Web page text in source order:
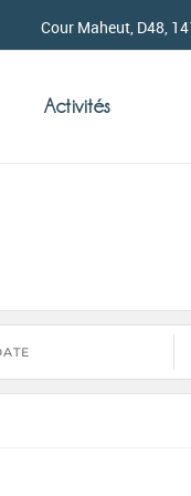
Cour Maheut, D48,
Activités